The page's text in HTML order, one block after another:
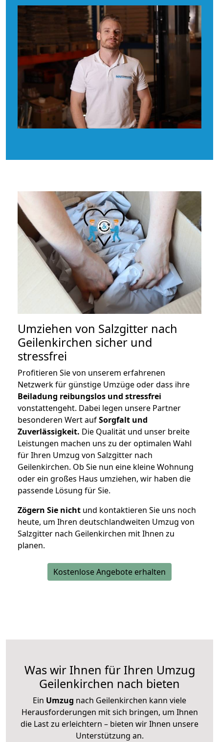
Umziehen von Salzgitter nach
Geilenkirchen sicher und
stressfrei
Profitieren Sie von unserem erfahrenen
Netzwerk für günstige Umzüge oder dass ihre
Beiladung reibungslos und stressfrei
vonstattengeht. Dabei legen unsere Partner
besonderen Wert aufSorgfalt und
Zuverlässigkeit. Die Qualität und unser breite
Leistungen machen uns zu der optimalen Wahl
für Ihren Umzug von Salzgitter nach
Geilenkirchen. Ob Sie nun eine kleine Wohnung
oder ein großes Haus umziehen, wir haben die
passende Lösung für Sie.
Zögern Sie nicht und kontaktieren Sie uns noch
heute, um Ihren deutschlandweiten Umzug von
Salzgitter nach Geilenkirchen mit Ihnen zu
planen.
Kostenlose Angebote erhalten
Was wir Ihnen für Ihren Umzug
Geilenkirchen nach bieten
Ein Umzug nach Geilenkirchen kann viele
Herausforderungen mit sich bringen, um Ihnen
die Last zu erleichtern – bieten wir Ihnen unsere
Unterstützung an.